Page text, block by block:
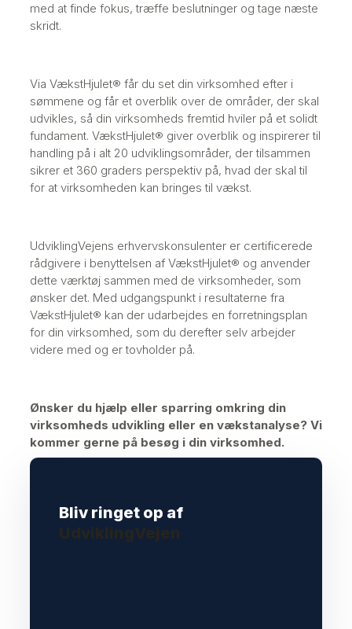
med at finde fokus, træffe beslutninger og tage næste
skridt.
​Via VækstHjulet® får du set din virksomhed efter i
sømmene og får et overblik over de områder, der skal
udvikles, så din virksomheds fremtid hviler på et solidt
fundament. VækstHjulet® giver overblik og inspirerer til
handling på i alt 20 udviklingsområder, der tilsammen
sikrer et 360 graders perspektiv på, hvad der skal til
for at virksomheden kan bringes til vækst.
UdviklingVejens erhvervskonsulenter er certificerede
rådgivere i benyttelsen af VækstHjulet® og anvender
dette værktøj sammen med de virksomheder, som
ønsker det. Med udgangspunkt i resultaterne fra
VækstHjulet® kan der udarbejdes en forretningsplan
for din virksomhed, som du derefter selv arbejder
videre med og er tovholder på.
​Ønsker du hjælp eller sparring omkring din
virksomheds udvikling eller en vækstanalyse? Vi
kommer gerne på besøg i din virksomhed.
Bliv ringet op af
UdviklingVejen